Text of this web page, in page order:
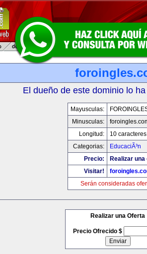
El dueño de este dominio lo
Mayusculas:
Minusculas:
Longitud:
10 caracteres
Categorias:
EducaciÃ³n
Precio:
Realizar
Visitar!
Serán consideradas
Realizar una Oferta
Precio Ofrecido $